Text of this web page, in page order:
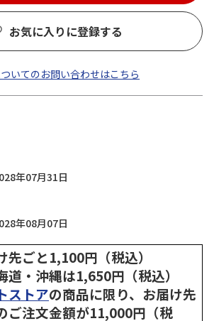
お気に入りに登録する
いてのお問い合わせはこちら
年07月31日
年08月07日
先ごと1,100円（税込）
・沖縄は1,650円（税込）
ストアの商品に限り、お届け先
ご注文金額が11,000円（税